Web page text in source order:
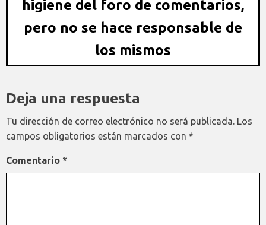
higiene del foro de comentarios,
pero no se hace responsable de
los mismos
Deja una respuesta
Tu dirección de correo electrónico no será publicada. Los
campos obligatorios están marcados con *
Comentario *